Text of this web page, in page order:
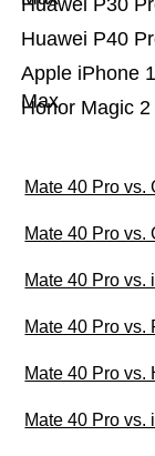
Honor Magic 2
Apple iPhone
Max
Huawei P40
Huawei P30
Mate 40 Pro vs.
Mate 40 Pro vs.
Mate 40 Pro vs.
Mate 40 Pro vs.
Mate 40 Pro vs.
Mate 40 Pro vs.